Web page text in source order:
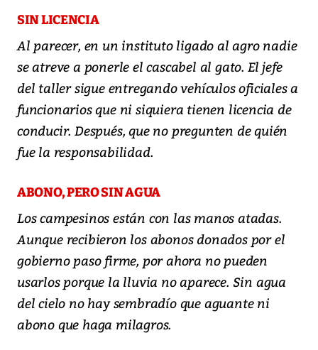
SIN LICENCIA
Al parecer, en un instituto ligado al agro nadie
se atreve a ponerle el cascabel al gato. El jefe
del taller sigue entregando vehículos oficiales a
funcionarios que ni siquiera tienen licencia de
conducir. Después, que no pregunten de quién
fue la responsabilidad.
ABONO, PERO SIN AGUA
Los campesinos están con las manos atadas.
Aunque recibieron los abonos donados por el
gobierno paso firme, por ahora no pueden
usarlos porque la lluvia no aparece. Sin agua
del cielo no hay sembradío que aguante ni
abono que haga milagros.